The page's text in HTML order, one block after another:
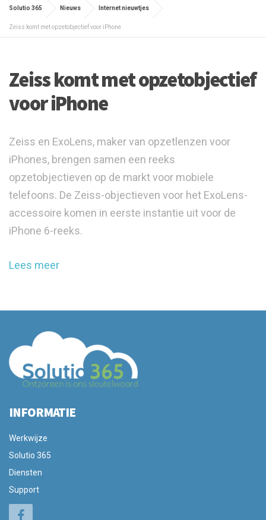
Solutio 365 Nieuws Internet nieuwtjes
Zeiss komt met opzetobjectief voor iPhone
Zeiss komt met opzetobjectief
voor iPhone
Zeiss en ExoLens, maker van opzetlenzen voor
iPhones, brengen samen een reeks
opzetobjectieven op de markt voor mobiele
telefoons. De Zeiss-objectieven voor het ExoLens-
accessoire komen in eerste instantie uit voor de
iPhone 6-reeks.
Lees meer
INFORMATIE
Werkwijze
Solutio 365
Diensten
Support